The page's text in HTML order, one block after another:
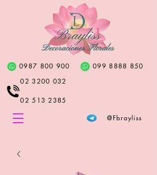
@Fbrayliss
0987 800 900
02 3200 032
02 513 2385
099 8888 850